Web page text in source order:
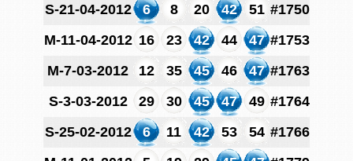
S-21-04-2012
6 8 20 42 51 #1750
M-11-04-2012 16 23 42 44 47 #1753
M-7-03-2012
12 35 45 46 47 #1763
S-3-03-2012
29 30 45 47 49 #1764
S-25-02-2012
6 11 42 53 54 #1766